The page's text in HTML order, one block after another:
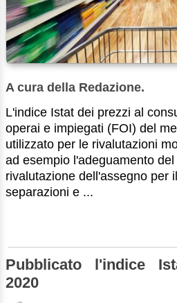
A cura della Redazione.
L'indice Istat dei prezzi al
operai e impiegati (FOI) del
utilizzato per le rivalutazioni
ad esempio l'adeguamento
rivalutazione dell'assegno per
separazioni e ...
Pubblicato l'indice
2020